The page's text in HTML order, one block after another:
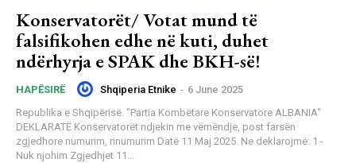
Konservatorët/ Votat mund të
falsifikohen edhe në kuti, duhet
ndërhyrja e SPAK dhe BKH-së!
HAPËSIRË Shqiperia Etnike - 6 June 2025
Republika e Shqipërisë. "Partia Kombëtare Konservatore ALBANIA"
DEKLARATË Konservatorët ndjekin me vëmëndje, post farsën
zgjedhore numurim, rinumurim Datë 11 Maj 2025. Ne deklarojmë: 1 -
Nuk njohim Zgjedhjet 11...